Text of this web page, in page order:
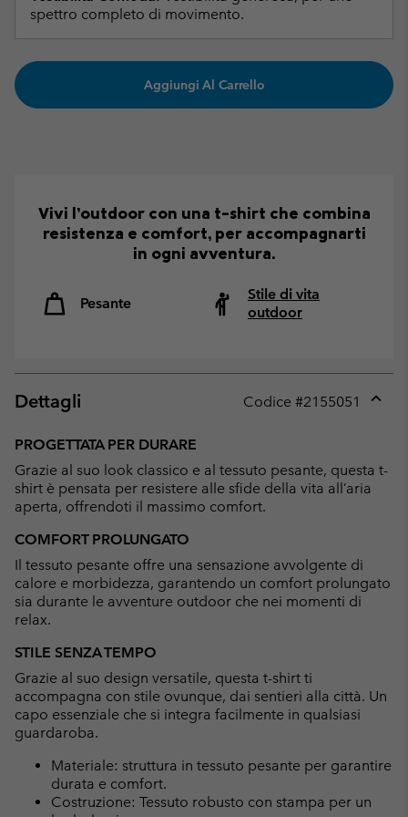
spettro completo di movimento.
Aggiungi Al Carrello
Vivi l’outdoor con una t-shirt che combina
resistenza e comfort, per accompagnarti
in ogni avventura.
Pesante
Stile di vita
outdoor
Dettagli Codice #2155051
PROGETTATA PER DURARE
Grazie al suo look classico e al tessuto pesante, questa t-
shirt è pensata per resistere alle sfide della vita all’aria
aperta, offrendoti il massimo comfort.
COMFORT PROLUNGATO
Il tessuto pesante offre una sensazione avvolgente di
calore e morbidezza, garantendo un comfort prolungato
sia durante le avventure outdoor che nei momenti di
relax.
STILE SENZA TEMPO
Grazie al suo design versatile, questa t-shirt ti
accompagna con stile ovunque, dai sentieri alla città. Un
capo essenziale che si integra facilmente in qualsiasi
guardaroba.
Materiale: struttura in tessuto pesante per garantire
durata e comfort.
Costruzione: Tessuto robusto con stampa per un